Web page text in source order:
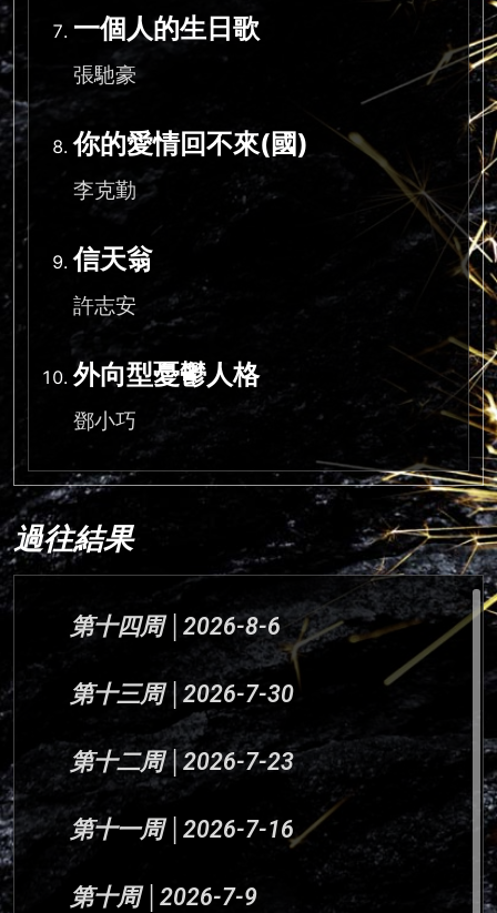
一個人的生日歌
張馳豪
你的愛情回不來(國)
李克勤
信天翁
許志安
外向型憂鬱人格
鄧小巧
過往結果
第十四周 │2026-8-6
第十三周 │2026-7-30
第十二周 │2026-7-23
第十一周 │2026-7-16
第十周 │2026-7-9